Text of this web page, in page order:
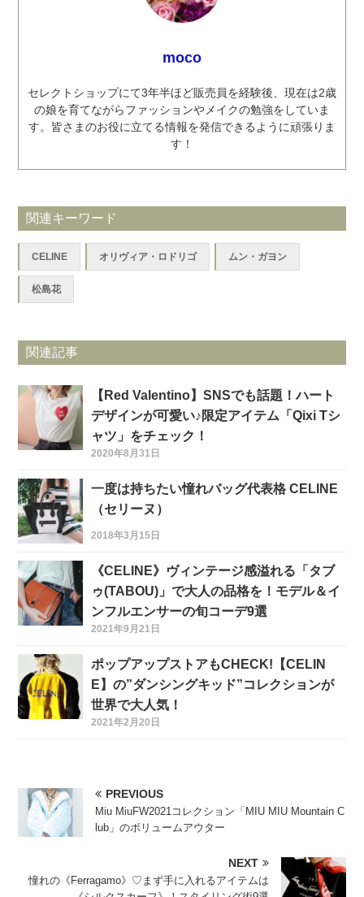
moco
セレクトショップにて3年半ほど販売員を経験後、現在は2歳
の娘を育てながらファッションやメイクの勉強をしていま
す。皆さまのお役に立てる情報を発信できるように頑張りま
す！
関連キーワード
CELINE オリヴィア・ロドリゴ ムン・ガヨン
松島花
関連記事
【Red Valentino】SNSでも話題！ハート
デザインが可愛い♪限定アイテム「Qixi Tシ
ャツ」をチェック！
2020年8月31日
一度は持ちたい憧れバッグ代表格 CELINE
（セリーヌ）
2018年3月15日
《CELINE》ヴィンテージ感溢れる「タブ
ゥ(TABOU)」で大人の品格を！モデル＆イ
ンフルエンサーの旬コーデ9選
2021年9月21日
ポップアップストアもCHECK!【CELIN
E】の”ダンシングキッド”コレクションが
世界で大人気！
2021年2月20日
PREVIOUS
Miu MiuFW2021コレクション「MIU MIU Mountain C
lub」のボリュームアウター
NEXT
憧れの《Ferragamo》♡まず手に入れるアイテムは